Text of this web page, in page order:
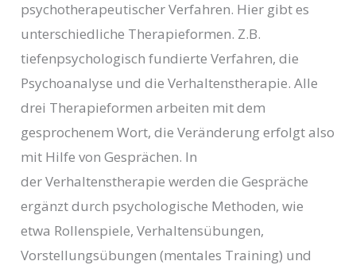
psychotherapeutischer Verfahren. Hier gibt es
unterschiedliche Therapieformen. Z.B.
tiefenpsychologisch fundierte Verfahren, die
Psychoanalyse und die Verhaltenstherapie. Alle
drei Therapieformen arbeiten mit dem
gesprochenem Wort, die Veränderung erfolgt also
mit Hilfe von Gesprächen. In
der Verhaltenstherapie werden die Gespräche
ergänzt durch psychologische Methoden, wie
etwa Rollenspiele, Verhaltensübungen,
Vorstellungsübungen (mentales Training) und